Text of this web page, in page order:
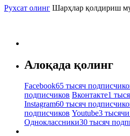
Рухсат олинг Шарҳлар қолдириш
Алоқада қолинг
Facebook65 тысяч
подписчиков Вконтакте1
Instagram60 тысяч
подписчиков Youtube3
Одноклассники30 тысяч